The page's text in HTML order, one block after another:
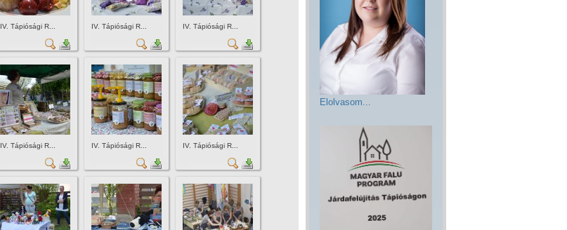
IV. Tápiósági R... IV. Tápiósági R... IV. Tápiósági R...
IV. Tápiósági R... IV. Tápiósági R... IV. Tápiósági R...
Elolvasom...